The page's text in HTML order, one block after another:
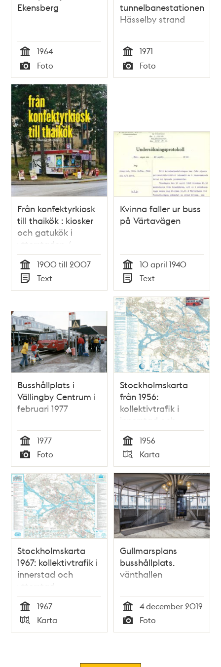
Ekensberg
Tid
1964
Typ
Foto
tunnelbanestationen
Hässelby strand
Tid
1971
Typ
Foto
Från konfektyrkiosk
till thaikök : kiosker
och gatukök i
ytterstaden /
artikelförfattare:
Christina Andersson
...
Tid
1900 till 2007
Typ
Text
Kvinna faller ur buss
på Värtavägen
Tid
10 april 1940
Typ
Text
Busshållplats i
Vällingby Centrum i
februari 1977
Tid
1977
Typ
Foto
Stockholmskarta
från 1956:
kollektivtrafik i
innerstad och
ytterstad
Tid
1956
Typ
Karta
Stockholmskarta
1967: kollektivtrafik i
innerstad och
ytterstad
Tid
1967
Typ
Karta
Gullmarsplans
busshållplats.
vänthallen
Tid
4 december 2019
Typ
Foto